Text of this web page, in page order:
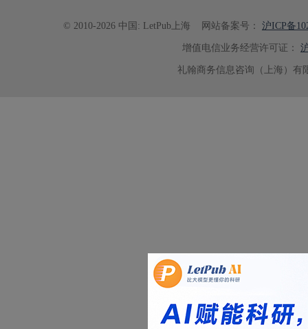
© 2010-2026 中国: LetPub上海 网站备案号： 沪ICP备
增值电信业务经营许可证：
礼翰商务信息咨询（上海）